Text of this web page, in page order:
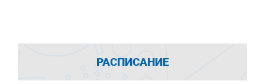
РАСПИСАНИЕ